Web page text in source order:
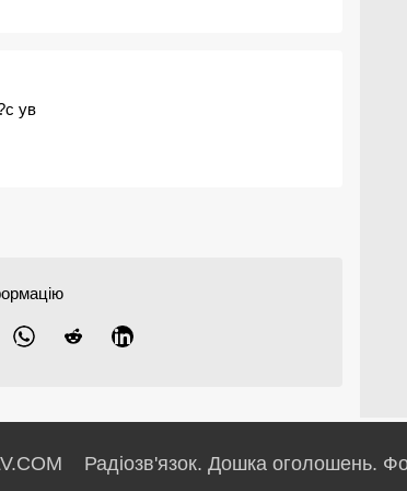
ув
Радіозв'язок. Дошка оголошень.